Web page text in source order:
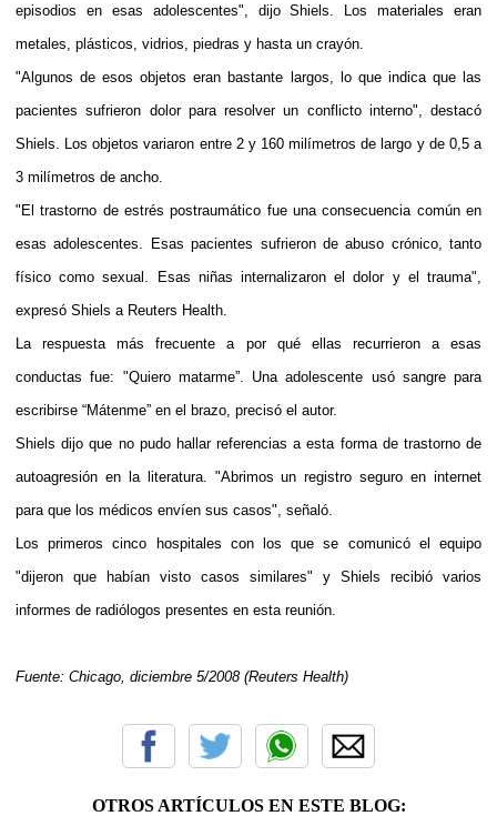
episodios en esas adolescentes", dijo Shiels. Los materiales eran
metales, plásticos, vidrios, piedras y hasta un crayón.
"Algunos de esos objetos eran bastante largos, lo que indica que las
pacientes sufrieron dolor para resolver un conflicto interno", destacó
Shiels. Los objetos variaron entre 2 y 160 milímetros de largo y de 0,5 a
3 milímetros de ancho.
"El trastorno de estrés postraumático fue una consecuencia común en
esas adolescentes. Esas pacientes sufrieron de abuso crónico, tanto
físico como sexual. Esas niñas internalizaron el dolor y el trauma",
expresó Shiels a Reuters Health.
La respuesta más frecuente a por qué ellas recurrieron a esas
conductas fue: "Quiero matarme”. Una adolescente usó sangre para
escribirse “Mátenme” en el brazo, precisó el autor.
Shiels dijo que no pudo hallar referencias a esta forma de trastorno de
autoagresión en la literatura. "Abrimos un registro seguro en internet
para que los médicos envíen sus casos", señaló.
Los primeros cinco hospitales con los que se comunicó el equipo
"dijeron que habían visto casos similares" y Shiels recibió varios
informes de radiólogos presentes en esta reunión.
Fuente: Chicago, diciembre 5/2008 (Reuters Health)
OTROS ARTÍCULOS EN ESTE BLOG: